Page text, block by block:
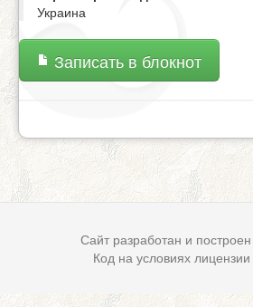
Украина
Записать в блокнот
Сайт разработан и построен
Код на условиях лицензии